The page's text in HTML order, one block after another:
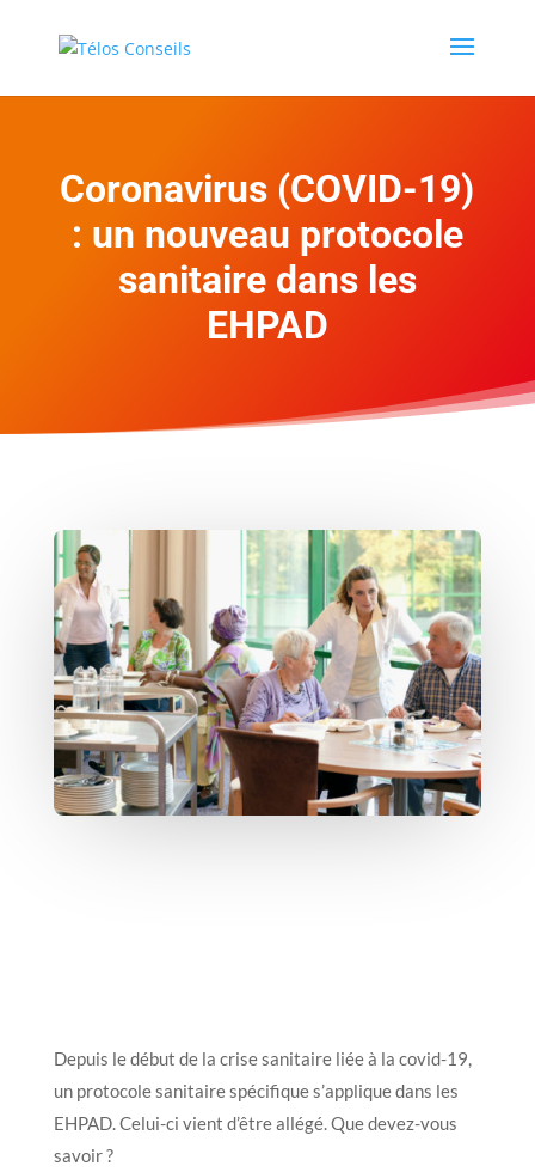
Coronavirus (COVID-19)
: un nouveau protocole
sanitaire dans les
EHPAD
Depuis le début de la crise sanitaire liée à la covid-19,
un protocole sanitaire spécifique s’applique dans les
EHPAD. Celui-ci vient d’être allégé. Que devez-vous
savoir ?